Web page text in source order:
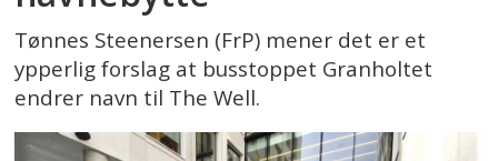
Tønnes Steenersen (FrP) mener det er et
ypperlig forslag at busstoppet Granholtet
endrer navn til The Well.